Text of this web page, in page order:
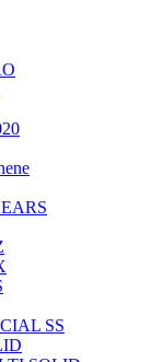
SS